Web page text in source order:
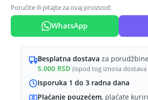
Poručite ili pitajte za ovaj proizvod:
WhatsApp
Besplatna dostava za
5.000 RSD (ispod tog iznosa dostava
Isporuka 1 do 3 radna dana
Plaćanje pouzećem, plaćate